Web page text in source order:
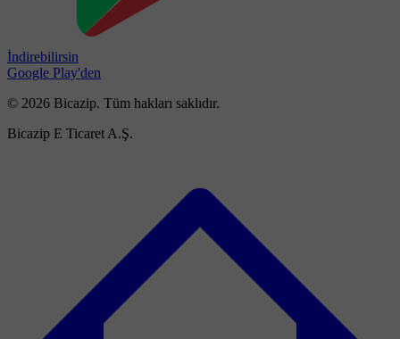
İndirebilirsin
Google Play'den
© 2026 Bicazip. Tüm hakları saklıdır.
Bicazip E Ticaret A.Ş.